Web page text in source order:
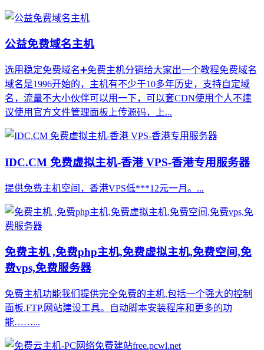
公益免费域名主机
选用稳定免费域名➕免费主机分销给大家出一个教程免费域名
域名是1996开始的，主机有不少于10多年历史，支持自定域
名，流量不大小伙伴可以用一下，可以套CDN使用个人不建
议使用官方文件管理面板上传源码，上...
IDC.CM 免费虚拟主机-香港 VPS-香港专用服务器
提供免费主机空间，香港VPS低***12元一月。...
免费主机 ,免费php主机,免费虚拟主机,免费空间,免
费vps,免费服务器
免费主机功能我们提供完全免费的主机,包括一个强大的控制
面板,FTP,网站建设工具。自动脚本安装程序和更多的功
能……...